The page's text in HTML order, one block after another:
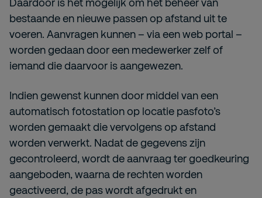
bestaande en nieuwe passen op afstand uit te
voeren. Aanvragen kunnen – via een web portal –
worden gedaan door een medewerker zelf of
iemand die daarvoor is aangewezen.
Indien gewenst kunnen door middel van een
automatisch fotostation op locatie pasfoto’s
worden gemaakt die vervolgens op afstand
worden verwerkt. Nadat de gegevens zijn
gecontroleerd, wordt de aanvraag ter goedkeuring
aangeboden, waarna de rechten worden
geactiveerd, de pas wordt afgedrukt en